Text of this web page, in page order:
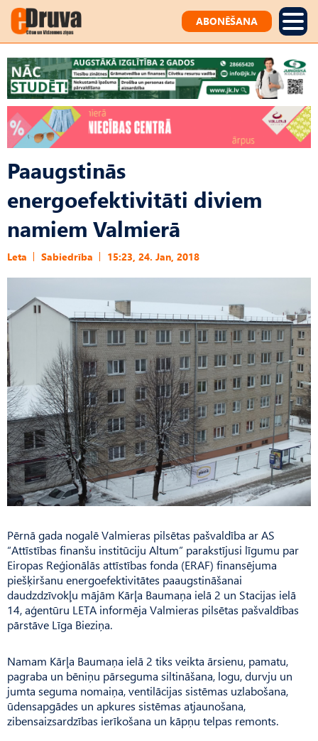
ABONĒŠANA
Paaugstinās
energoefektivitāti diviem
namiem Valmierā
Leta Sabiedrība 15:23, 24. Jan, 2018
Pērnā gada nogalē Valmieras pilsētas pašvaldība ar AS
“Attīstības finanšu institūciju Altum” parakstījusi līgumu par
Eiropas Reģionālās attīstības fonda (ERAF) finansējuma
piešķiršanu energoefektivitātes paaugstināšanai
daudzdzīvokļu mājām Kārļa Baumaņa ielā 2 un Stacijas ielā
14, aģentūru LETA informēja Valmieras pilsētas pašvaldības
pārstāve Līga Bieziņa.
Namam Kārļa Baumaņa ielā 2 tiks veikta ārsienu, pamatu,
pagraba un bēniņu pārseguma siltināšana, logu, durvju un
jumta seguma nomaiņa, ventilācijas sistēmas uzlabošana,
ūdensapgādes un apkures sistēmas atjaunošana,
zibensaizsardzības ierīkošana un kāpņu telpas remonts.